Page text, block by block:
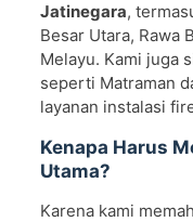
Jatinegara,
Besar Utara, Rawa
Melayu. Kami juga
seperti Matraman
layanan instalasi
Kenapa Harus
Utama?
Karena kami